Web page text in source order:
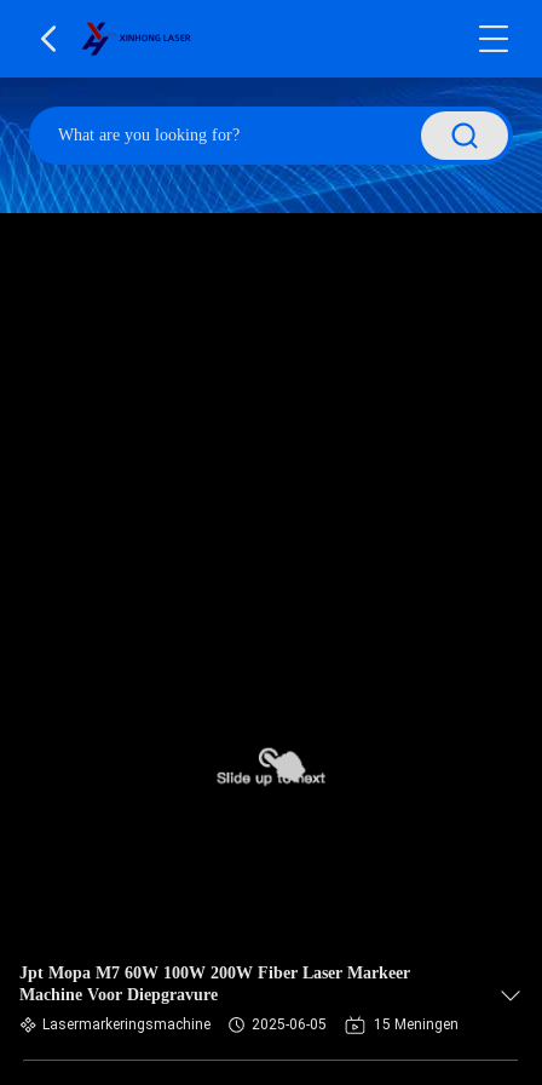
Jpt Mopa M7 60W 100W 200W Fiber Laser Markeer
Machine Voor Diepgravure
Lasermarkeringsmachine 2025-06-05 15 Meningen